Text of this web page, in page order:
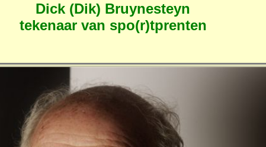
Dick (Dik) Bruynesteyn
tekenaar van spo(r)tprenten